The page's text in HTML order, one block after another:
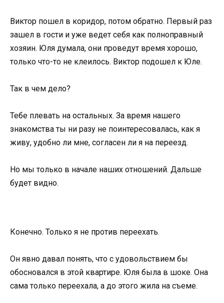
Виктор пошел в коридор, потом обратно. Первый раз
зашел в гости и уже ведет себя как полноправный
хозяин. Юля думала, они проведут время хорошо,
только что-то не клеилось. Виктор подошел к Юле.
Так в чем дело?
Тебе плевать на остальных. За время нашего
знакомства ты ни разу не поинтересовалась, как я
живу, удобно ли мне, согласен ли я на переезд.
Но мы только в начале наших отношений. Дальше
будет видно.
Конечно. Только я не против переехать.
Он явно давал понять, что с удовольствием бы
обосновался в этой квартире. Юля была в шоке. Она
сама только переехала, а до этого жила на съеме.